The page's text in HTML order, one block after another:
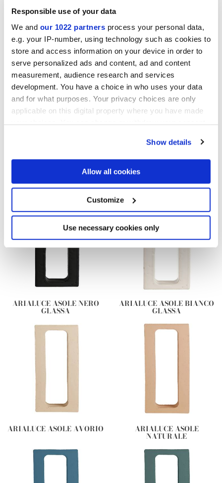
Responsible use of your data
We and our 1022 partners process your personal data,
e.g. your IP-number, using technology such as cookies to
store and access information on your device in order to
serve personalized ads and content, ad and content
measurement, audience research and services
development. You have a choice in who uses your data
and for what purposes. Your privacy choices are only
applicable on this digital property where you have made
your choices. You can change or withdraw your consent
If you allow, we would also like to:
Collect information about your geographical
location which can be accurate to within several
Identify your device by actively scanning it for
specific characteristics (fingerprinting)
Find out more about how your personal data is processed
and set your preferences in thedetails section.
We use cookies to personalise content and ads, to
provide social media features and to analyse our traffic.
We also share information about your use of our site with
may combine it with other information that you’ve
of their services.
Show details
Allow all cookies
Customize
Use necessary cookies only
ARIALUCE CURVE AVORIO ARIALUCE CURVE
NATURALE
ARIALUCE CURVE BLU ARIALUCE CURVE VERDE
ARIALUCE ASOLE NERO
GLASSA
ARIALUCE ASOLE BIANCO
GLASSA
ARIALUCE ASOLE AVORIO ARIALUCE ASOLE
NATURALE